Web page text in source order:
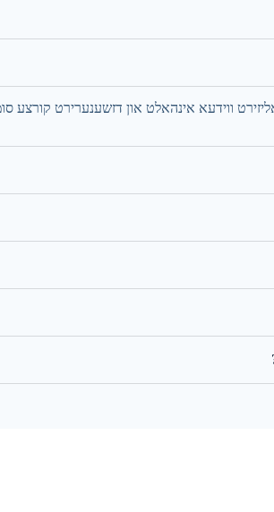
ווידעא אינהאלט און דזשענערירט קורצע